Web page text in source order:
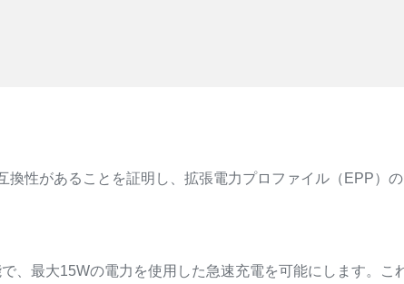
性があることを証明し、拡張電力プロファイル（EPP）
、最大15Wの電力を使用した急速充電を可能にします。こ